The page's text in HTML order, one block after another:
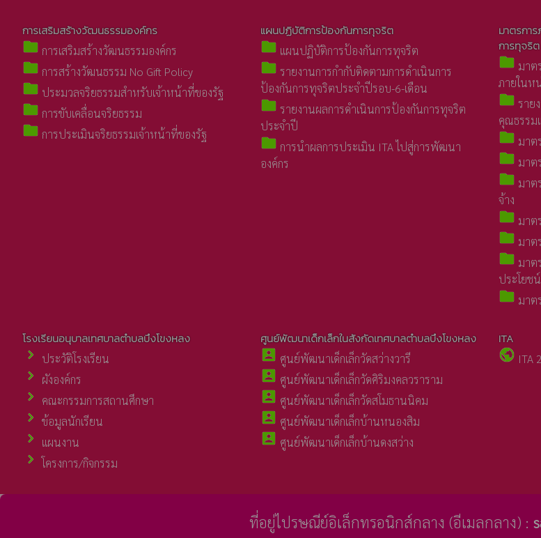
การเสริมสร้างวัฒนธรรมองค์กร
folder การเสริมสร้างวัฒนธรรมองค์กร
folder การสร้างวัฒนธรรม No Gift Policy
folder ประมวลจริยธรรมสำหรับเจ้าหน้าที่ของรัฐ
folder การขับเคลื่อนจริยธรรม
folder การประเมินจริยธรรมเจ้าหน้าที่ของรัฐ
แผนปฏิบัติการป้องกันการทุจริต
folder แผนปฏิบัติการป้องกันการทุจริต
folder รายงานการกำกับติดตามการดำเนินการ
ป้องกันการทุจริตประจำปีรอบ-6-เดือน
folder รายงานผลการดำเนินการป้องกันการทุจริต
ประจำปี
folder การนำผลการประเมิน ITA ไปสู่การพัฒนา
องค์กร
มาตรการ
การทุจริต
folder มาต
ภายในห
folder ราย
คุณธรรม
folder มาต
folder มาต
folder มาต
จ้าง
folder มาต
folder มาต
folder มาต
ประโยช
folder มาต
โรงเรียนอนุบาลเทศบาลตำบลบึงโขงหลง
chevron_right ประวัติโรงเรียน
chevron_right ผังองค์กร
chevron_right คณะกรรมการสถานศึกษา
chevron_right ข้อมูลนักเรียน
chevron_right แผนงาน
chevron_right โครงการ/กิจกรรม
ศูนย์พัฒนาเด็กเล็กในสังกัดเทศบาลตำบลบึงโขงหลง
account_box ศูนย์พัฒนาเด็กเล็กวัดสว่างวารี
account_box ศูนย์พัฒนาเด็กเล็กวัดศิริมงคลวราราม
account_box ศูนย์พัฒนาเด็กเล็กวัดสโมธานนิคม
account_box ศูนย์พัฒนาเด็กเล็กบ้านหนองสิม
account_box ศูนย์พัฒนาเด็กเล็กบ้านดงสว่าง
ITA
public ITA
ที่อยู่ไปรษณีย์อิเล็กทรอนิกส์กลาง (อีเมลกลาง) :